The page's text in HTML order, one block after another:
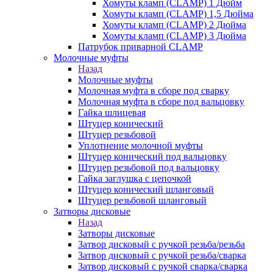
Хомуты кламп (CLAMP) 1 Дюйм
Хомуты кламп (CLAMP) 1,5 Дюйма
Хомуты кламп (CLAMP) 2 Дюйма
Хомуты кламп (CLAMP) 3 Дюйма
Патрубок приварной CLAMP
Молочные муфты
Назад
Молочные муфты
Молочная муфта в сборе под сварку
Молочная муфта в сборе под вальцовку
Гайка шлицевая
Штуцер конический
Штуцер резьбовой
Уплотнение молочной муфты
Штуцер конический под вальцовку
Штуцер резьбовой под вальцовку
Гайка заглушка с цепочкой
Штуцер конический шланговый
Штуцер резьбовой шланговый
Затворы дисковые
Назад
Затворы дисковые
Затвор дисковый с ручкой резьба/резьба
Затвор дисковый с ручкой резьба/сварка
Затвор дисковый с ручкой сварка/сварка